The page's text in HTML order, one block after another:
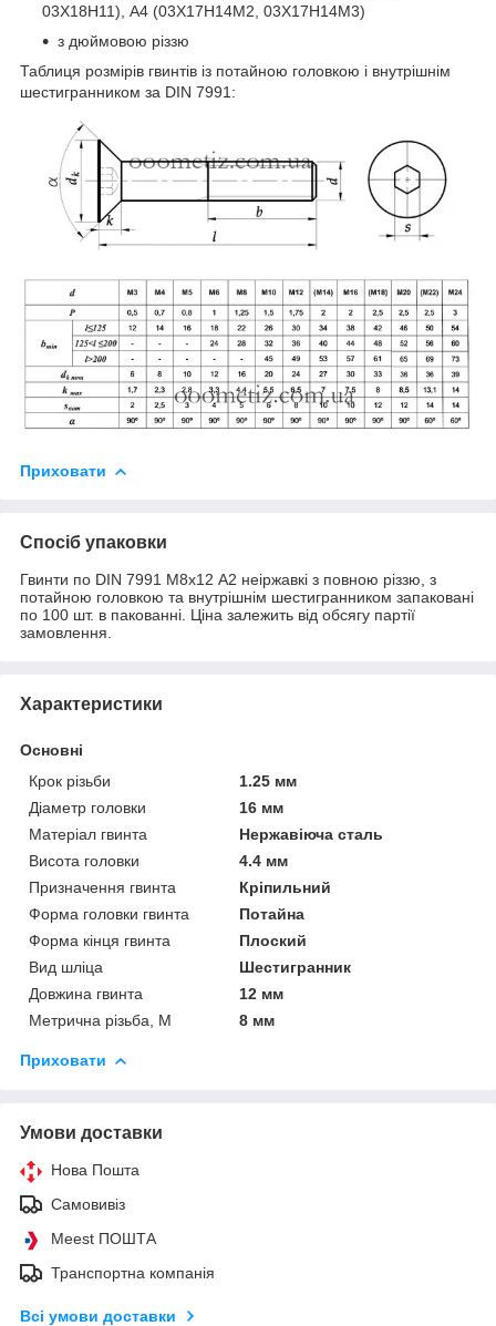
03Х18Н11), А4 (03Х17Н14М2, 03Х17Н14М3)
з дюймовою різзю
Таблиця розмірів гвинтів із потайною головкою і внутрішнім
шестигранником за DIN 7991:
Приховати
Спосіб упаковки
Гвинти по DIN 7991 М8х12 А2 неіржавкі з повною різзю, з
потайною головкою та внутрішнім шестигранником запаковані
по 100 шт. в пакованні. Ціна залежить від обсягу партії
замовлення.
Характеристики
Основні
Крок різьби
1.25 мм
Діаметр головки
16 мм
Матеріал гвинта
Нержавіюча сталь
Висота головки
4.4 мм
Призначення гвинта
Кріпильний
Форма головки гвинта
Потайна
Форма кінця гвинта
Плоский
Вид шліца
Шестигранник
Довжина гвинта
12 мм
Метрична різьба, М
8 мм
Приховати
Умови доставки
Нова Пошта
Самовивіз
Meest ПОШТА
Транспортна компанія
Всі умови доставки